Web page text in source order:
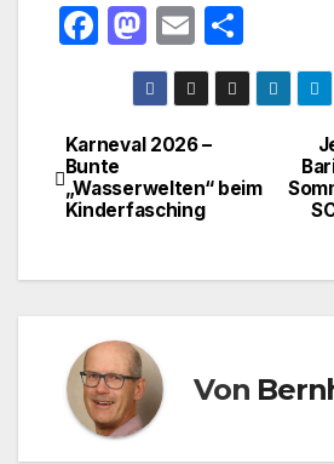
F
e
b
o
M
a
st
o
d
o
E
m
ail
ei
le
Karneval 2026 –
Bunte
„Wasserwelten“ beim
Kinderfasching
Von